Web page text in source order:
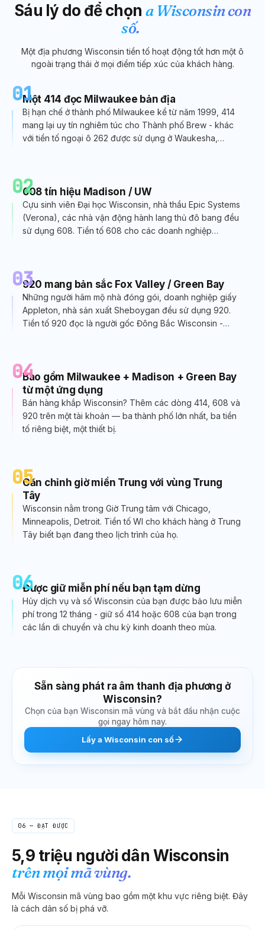
Sáu lý do để chọna Wisconsincon
số.
Một địa phương Wisconsin tiền tố hoạt động tốt hơn một ô
ngoài trạng thái ở mọi điểm tiếp xúc của khách hàng.
01Một 414 đọc Milwaukee bản địa
Bị hạn chế ở thành phố Milwaukee kể từ năm 1999, 414
mang lại uy tín nghiêm túc cho Thành phố Brew - khác
với tiền tố ngoại ô 262 được sử dụng ở Waukesha,
02608 tín hiệu Madison / UW
Cựu sinh viên Đại học Wisconsin, nhà thầu Epic Systems
(Verona), các nhà vận động hành lang thủ đô bang đều
sử dụng 608. Tiền tố 608 cho các doanh nghiệp
03920 mang bản sắc Fox Valley / Green Bay
Những người hâm mộ nhà đóng gói, doanh nghiệp giấy
Appleton, nhà sản xuất Sheboygan đều sử dụng 920.
Tiền tố 920 đọc là người gốc Đông Bắc Wisconsin -
04Bao gồm Milwaukee + Madison + Green Bay
từ một ứng dụng
Bán hàng khắp Wisconsin? Thêm các dòng 414, 608 và
920 trên một tài khoản — ba thành phố lớn nhất, ba tiền
tố riêng biệt, một thiết bị.
05Căn chỉnh giờ miền Trung với vùng Trung
Tây
Wisconsin nằm trong Giờ Trung tâm với Chicago,
Minneapolis, Detroit. Tiền tố WI cho khách hàng ở Trung
Tây biết bạn đang theo lịch trình của họ.
06Được giữ miễn phí nếu bạn tạm dừng
Hủy dịch vụ và số Wisconsin của bạn được bảo lưu miễn
phí trong 12 tháng - giữ số 414 hoặc 608 của bạn trong
các lần di chuyển và chu kỳ kinh doanh theo mùa.
Sẵn sàng phát ra âm thanh địa phương ở
Wisconsin?
Chọn của bạn Wisconsin mã vùng và bắt đầu nhận cuộc
gọi ngay hôm nay.
Lấya Wisconsin con số
06 — ĐẠT ĐƯỢC
5,9 triệu người dân Wisconsin
trên mọi mã vùng.
Mỗi Wisconsin mã vùng bao gồm một khu vực riêng biệt. Đây
là cách dân số bị phá vỡ.